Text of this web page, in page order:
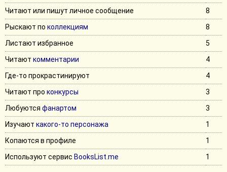
Читают или пишут личное сообщение
8
Рыскают по коллекциям
8
Листают избранное
5
Читают комментарии
4
Где-то прокрастинируют
4
Читают про конкурсы
3
Любуются фанартом
3
Изучают какого-то персонажа
1
Копаются в профиле
1
Используют сервис BooksList.me 1